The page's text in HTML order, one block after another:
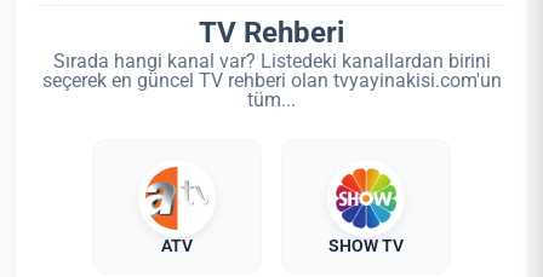
TV Rehberi
Sırada hangi kanal var? Listedeki kanallardan birini
seçerek en güncel TV rehberi olan tvyayinakisi.com'un
tüm...
ATV SHOW TV